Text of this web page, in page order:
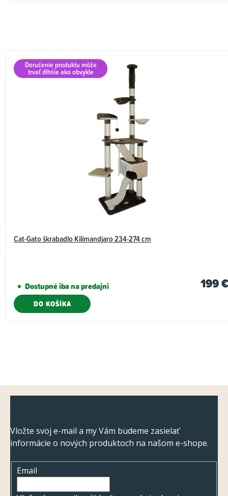
Doručenie produktu môže
trvať dlhšie ako obvykle
Cat-Gato škrabadlo Kilimandjaro 234-274 cm
Dostupné iba na predajni 199
DO KOŠÍKA
Vložte svoj e-mail a my Vám budeme zasielať
informácie o nových produktoch na našom e-shope.
Email